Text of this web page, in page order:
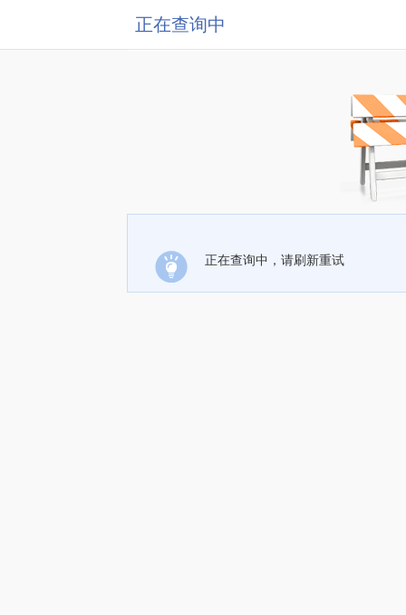
正在查询中
正在查询中，请刷新重试